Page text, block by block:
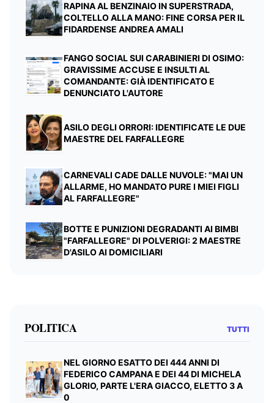
RAPINA AL BENZINAIO IN SUPERSTRADA,
COLTELLO ALLA MANO: FINE CORSA PER IL
FIDARDENSE ANDREA AMALI
FANGO SOCIAL SUI CARABINIERI DI OSIMO:
GRAVISSIME ACCUSE E INSULTI AL
COMANDANTE: GIÀ IDENTIFICATO E
DENUNCIATO L'AUTORE
ASILO DEGLI ORRORI: IDENTIFICATE LE DUE
MAESTRE DEL FARFALLEGRE
CARNEVALI CADE DALLE NUVOLE: "MAI UN
ALLARME, HO MANDATO PURE I MIEI FIGLI
AL FARFALLEGRE"
BOTTE E PUNIZIONI DEGRADANTI AI BIMBI
"FARFALLEGRE" DI POLVERIGI: 2 MAESTRE
D'ASILO AI DOMICILIARI
POLITICA TUTTI
NEL GIORNO ESATTO DEI 444 ANNI DI
FEDERICO CAMPANA E DEI 44 DI MICHELA
GLORIO, PARTE L'ERA GIACCO, ELETTO 3 A
0